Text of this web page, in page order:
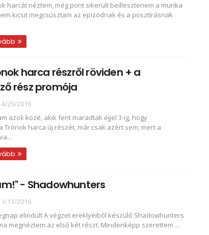
harcát néztem, még pont sikerült beillesztenem a munka
kicsit megcsúsztam az epizódnak és a posztírásnak
harca részről röviden + a
rész promója
4/25/2016
azok közé, akik fent maradtak éjjel 3-ig, hogy
Trónok harca új részét, már csak azért sem, mert a
- Shadowhunters
1/13/2016
elindult A végzet ereklyéiből készülő Shadowhunters
megnéztem az első két részt. Mindenképp szerettem ...